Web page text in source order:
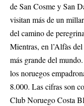
de San Cosme y San
visitan más de un
del camino de
Mientras, en l’Alfàs
más grande del
los noruegos
8.000. Las cifras son
Club Noruego Costa